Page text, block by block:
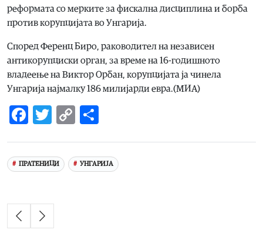
реформата со мерките за фискална дисциплина и борба
против корупцијата во Унгарија.
Според Ференц Биро, раководител на независен
антикорупциски орган, за време на 16-годишното
владеење на Виктор Орбан, корупцијата ја чинела
Унгарија најмалку 186 милијарди евра.(МИА)
Facebook
Twitter
Copy
ПРАТЕНИЦИ УНГАРИЈА